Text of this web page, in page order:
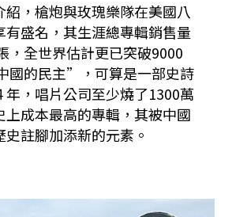
，槍炮與玫瑰樂隊在美國八
盛名，其生涯總專輯銷售量
，全世界估計更已突破9000
國的民主”，可算是一部史詩
年，唱片公司至少燒了1300萬
成本最高的專輯，其被中國
註腳加添新的元素。